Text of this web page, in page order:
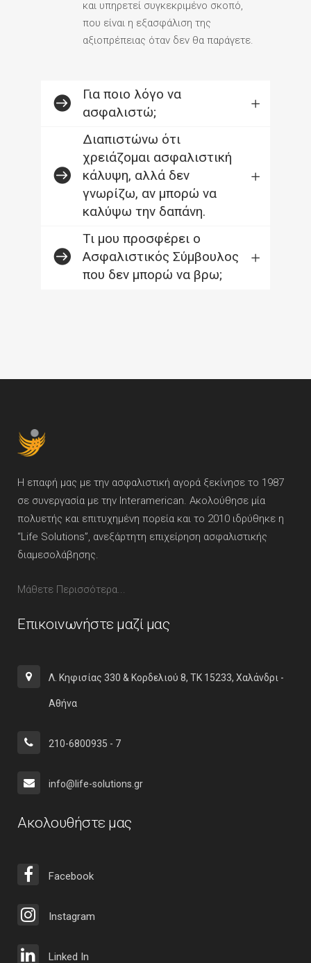
και υπηρετεί συγκεκριμένο σκοπό,
που είναι η εξασφάλιση της
αξιοπρέπειας όταν δεν θα παράγετε.
Για ποιο λόγο να
ασφαλιστώ;
Διαπιστώνω ότι
χρειάζομαι ασφαλιστική
κάλυψη, αλλά δεν
γνωρίζω, αν μπορώ να
καλύψω την δαπάνη.
Τι μου προσφέρει ο
Ασφαλιστικός Σύμβουλος
που δεν μπορώ να βρω;
Η επαφή μας με την ασφαλιστική αγορά ξεκίνησε το 1987
σε συνεργασία με την Interamerican. Ακολούθησε μία
πολυετής και επιτυχημένη πορεία και το 2010 ιδρύθηκε η
“Life Solutions”, ανεξάρτητη επιχείρηση ασφαλιστικής
διαμεσολάβησης.
Μάθετε Περισσότερα...
Επικοινωνήστε μαζί μας
Λ. Κηφισίας 330 & Κορδελιού 8, ΤΚ 15233, Χαλάνδρι -
Αθήνα
210-6800935 - 7
info@life-solutions.gr
Ακολουθήστε μας
Facebook
Instagram
Linked In